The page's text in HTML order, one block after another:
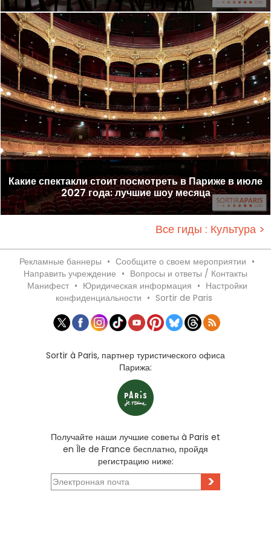
Какие спектакли стоит посмотреть в Париже в июле
2027 года: лучшие шоу месяца
Все гиды : Культура >
Рекламные баннеры • Сообщите о своем мероприятии •
Направить учреждение • Вопросы и ответы / Контакты
Манифест • Юридическая информация • Настройки
конфиденциальности • Sortir de Paris
Sortir à Paris, партнер туристического офиса
Парижа:
Получайте наши лучшие советы à Paris et
en Île de France бесплатно, пройдя
регистрацию ниже:
>